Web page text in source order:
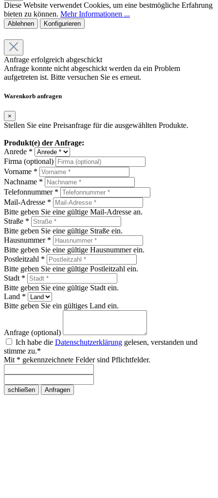
Diese Website verwendet Cookies, um eine bestmögliche Erfahrung
bieten zu können. Mehr Informationen ...
Ablehnen Konfigurieren
Anfrage erfolgreich abgeschickt
Anfrage konnte nicht abgeschickt werden da ein Problem
aufgetreten ist. Bitte versuchen Sie es erneut.
Warenkorb anfragen
×
Stellen Sie eine Preisanfrage für die ausgewählten Produkte.
Produkt(e) der Anfrage:
Anrede *
Firma (optional)
Vorname *
Nachname *
Telefonnummer *
Mail-Adresse *
Bitte geben Sie eine gültige Mail-Adresse an.
Straße *
Bitte geben Sie eine gültige Straße ein.
Hausnummer *
Bitte geben Sie eine gültige Hausnummer ein.
Postleitzahl *
Bitte geben Sie eine gültige Postleitzahl ein.
Stadt *
Bitte geben Sie eine gültige Stadt ein.
Land *
Bitte geben Sie ein gültiges Land ein.
Anfrage (optional)
Ich habe die Datenschutzerklärung gelesen, verstanden und
stimme zu.*
Mit * gekennzeichnete Felder sind Pflichtfelder.
schließen Anfragen